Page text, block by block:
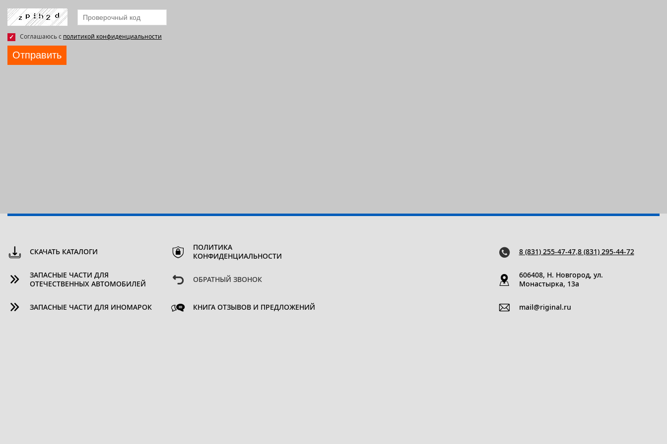
Соглашаюсь с политикой конфиденциальности
Отправить
СКАЧАТЬ КАТАЛОГИ
ЗАПАСНЫЕ ЧАСТИ ДЛЯ
ОТЕЧЕСТВЕННЫХ АВТОМОБИЛЕЙ
ЗАПАСНЫЕ ЧАСТИ ДЛЯ ИНОМАРОК
ПОЛИТИКА
КОНФИДЕНЦИАЛЬНОСТИ
ОБРАТНЫЙ ЗВОНОК
КНИГА ОТЗЫВОВ И ПРЕДЛОЖЕНИЙ
8 (831) 255-47-47,8 (831) 295-44-72
606408, Н. Новгород, ул.
Монастырка, 13a
mail@riginal.ru